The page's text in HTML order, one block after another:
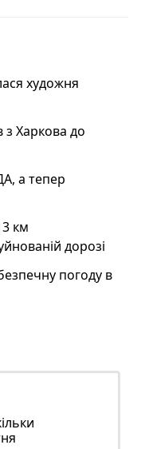
художня
Харкова до
а тепер
км
дорозі
погоду в